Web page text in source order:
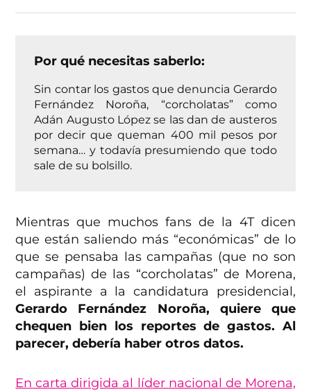
Por qué necesitas saberlo:
Sin contar los gastos que denuncia Gerardo
Fernández Noroña, “corcholatas” como
Adán Augusto López se las dan de austeros
por decir que queman 400 mil pesos por
semana… y todavía presumiendo que todo
sale de su bolsillo.
Mientras que muchos fans de la 4T dicen
que están saliendo más “económicas” de lo
que se pensaba las campañas (que no son
campañas) de las “corcholatas” de Morena,
el aspirante a la candidatura presidencial,
Gerardo Fernández Noroña, quiere que
chequen bien los reportes de gastos. Al
parecer, debería haber otros datos.
En carta dirigida al líder nacional de Morena,